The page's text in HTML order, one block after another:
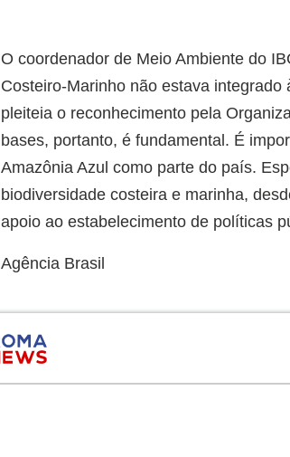
O coordenador de Meio Ambiente do
Costeiro-Marinho não estava integrado
pleiteia o reconhecimento pela
bases, portanto, é fundamental. É
Amazônia Azul como parte do país.
biodiversidade costeira e marinha,
apoio ao estabelecimento de políticas
Agência Brasil